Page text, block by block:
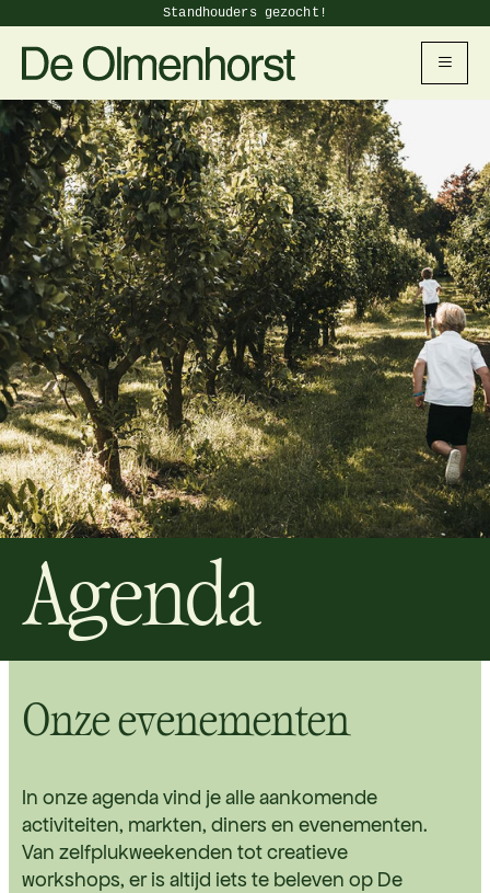
Standhouders gezocht!
Agenda
Onze evenementen
In onze agenda vind je alle aankomende
activiteiten, markten, diners en evenementen.
Van zelfplukweekenden tot creatieve
workshops, er is altijd iets te beleven op De